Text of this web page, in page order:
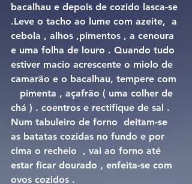
bacalhau e depois de cozido lasca-se
.Leve o tacho ao lume com azeite,  a
cebola , alhos ,pimentos , a cenoura
e uma folha de louro . Quando tudo
estiver macio acrescente o miolo de
camarão e o bacalhau, tempere com
   pimenta , açafrão ( uma colher de
chá ) . coentros e rectifique de sal .
Num tabuleiro de forno  deitam-se
as batatas cozidas no fundo e por
cima o recheio  , vai ao forno até
estar ficar dourado , enfeita-se com
ovos cozidos .